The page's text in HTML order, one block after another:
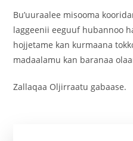
‎Bu’uuraalee misooma
laggeenii eeguuf hubannoo
hojjetame kan kurmaana
madaalamu kan baranaa
‎Zallaqaa Oljirraatu gabaase.